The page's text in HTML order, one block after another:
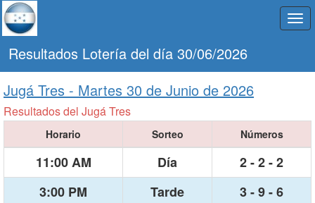
Resultados Lotería del día 30/06/2026
Jugá Tres - Martes 30 de Junio de 2026
Resultados del Jugá Tres
Horario Sorteo Números
11:00 AM Día
2 - 2 - 2
3:00 PM
Tarde
3 - 9 - 6